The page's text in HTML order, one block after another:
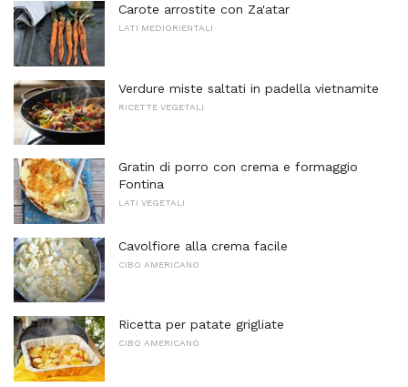
Carote arrostite con Za'atar
LATI MEDIORIENTALI
Verdure miste saltati in padella vietnamite
RICETTE VEGETALI
Gratin di porro con crema e formaggio
Fontina
LATI VEGETALI
Cavolfiore alla crema facile
CIBO AMERICANO
Ricetta per patate grigliate
CIBO AMERICANO